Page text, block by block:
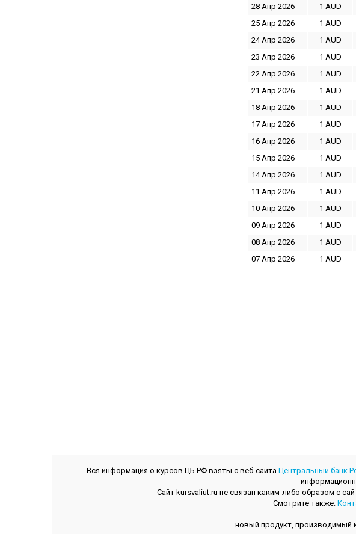
28 Апр 2026
1 AUD
25 Апр 2026
1 AUD
24 Апр 2026
1 AUD
23 Апр 2026
1 AUD
22 Апр 2026
1 AUD
21 Апр 2026
1 AUD
18 Апр 2026
1 AUD
17 Апр 2026
1 AUD
16 Апр 2026
1 AUD
15 Апр 2026
1 AUD
14 Апр 2026
1 AUD
11 Апр 2026
1 AUD
10 Апр 2026
1 AUD
09 Апр 2026
1 AUD
08 Апр 2026
1 AUD
07 Апр 2026
1 AUD
Вся информация о курсов ЦБ РФ взяты с веб-сайта Центральный банк
Сайт kursvaliut.ru не связан каким-либо образом с
Смотрите также:
новый продукт, производимый